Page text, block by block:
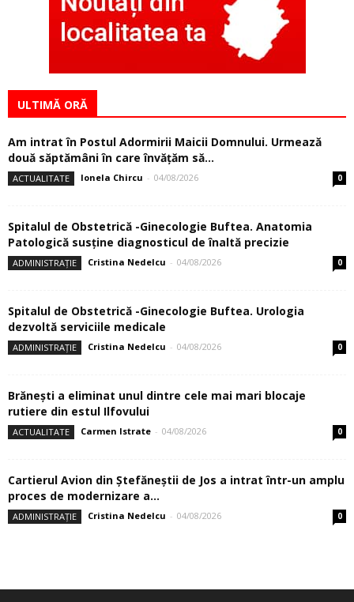
ULTIMĂ ORĂ
Am intrat în Postul Adormirii Maicii Domnului. Urmează
două săptămâni în care învăţăm să...
ACTUALITATE Ionela Chircu - 04/08/2026 0
Spitalul de Obstetrică -Ginecologie Buftea. Anatomia
Patologică susţine diagnosticul de înaltă precizie
ADMINISTRAȚIE Cristina Nedelcu - 04/08/2026 0
Spitalul de Obstetrică -Ginecologie Buftea. Urologia
dezvoltă serviciile medicale
ADMINISTRAȚIE Cristina Nedelcu - 04/08/2026 0
Brănești a eliminat unul dintre cele mai mari blocaje
rutiere din estul Ilfovului
ACTUALITATE Carmen Istrate - 04/08/2026 0
Cartierul Avion din Ştefăneştii de Jos a intrat într-un amplu
proces de modernizare a...
ADMINISTRAȚIE Cristina Nedelcu - 04/08/2026 0